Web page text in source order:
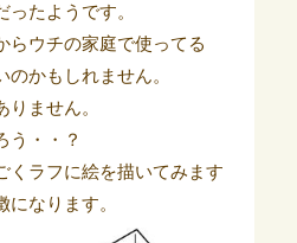
ったようです。
らウチの家庭で使ってる
のかもしれません。
ません。
う・・？
くラフに絵を描いてみます
になります。